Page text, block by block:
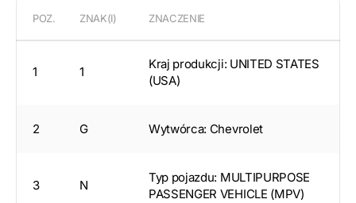
POZ. ZNAK(I) ZNACZENIE
1 1
Kraj produkcji: UNITED STATES
(USA)
2 G Wytwórca: Chevrolet
3 N
Typ pojazdu: MULTIPURPOSE
PASSENGER VEHICLE (MPV)